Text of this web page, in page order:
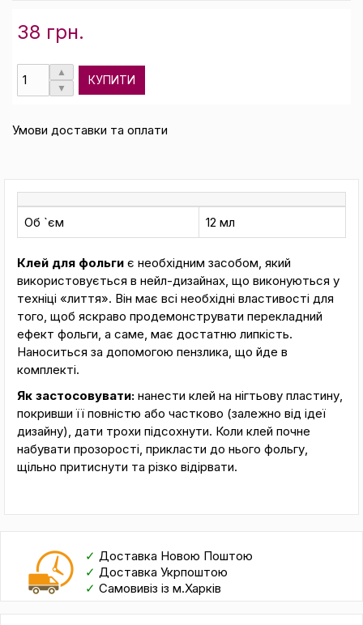
38 грн.
КУПИТИ
Умови доставки та оплати
Об `єм 12 мл
Клей для фольги є необхідним засобом, який
використовується в нейл-дизайнах, що виконуються у
техніці «лиття». Він має всі необхідні властивості для
того, щоб яскраво продемонструвати перекладний
ефект фольги, а саме, має достатню липкість.
Наноситься за допомогою пензлика, що йде в
комплекті.
Як застосовувати: нанести клей на нігтьову пластину,
покривши її повністю або частково (залежно від ідеї
дизайну), дати трохи підсохнути. Коли клей почне
набувати прозорості, прикласти до нього фольгу,
щільно притиснути та різко відірвати.
✓ Доставка Новою Поштою
✓ Доставка Укрпоштою
✓ Самовивіз із м.Харків